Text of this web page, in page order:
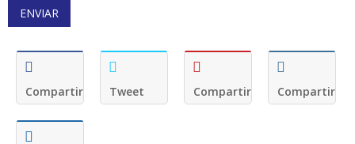
Compartir Tweet Compartir Compartir